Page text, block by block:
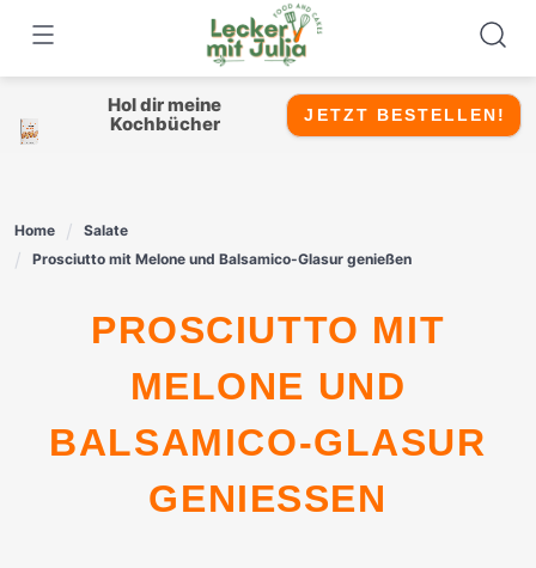
content
Hol dir meine
Kochbücher
JETZT BESTELLEN!
Home
Salate
Prosciutto mit Melone und Balsamico-Glasur genießen
PROSCIUTTO MIT
MELONE UND
BALSAMICO-GLASUR
GENIESSEN